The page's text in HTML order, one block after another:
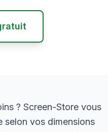
? Screen-Store vous
selon vos dimensions